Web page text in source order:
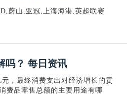
蔚山,亚冠,上海海港,英超联赛
吗？ 每日资讯
，最终消费支出对经济增长的贡
费品零售总额的主要用途有哪